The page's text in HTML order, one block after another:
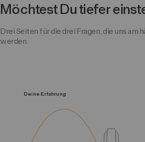
Möchtest Du tiefer
Drei Seiten für die drei Fragen, die uns am
werden.
Deine Erfahrung